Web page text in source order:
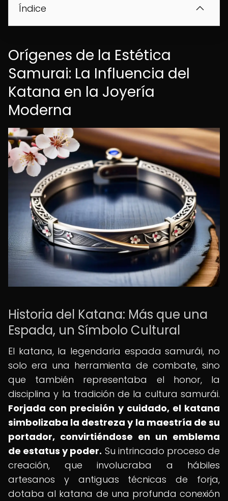
Índice
Orígenes de la Estética
Samurai: La Influencia del
Katana en la Joyería
Moderna
Historia del Katana: Más que una
Espada, un Símbolo Cultural
El katana, la legendaria espada samurái, no
solo era una herramienta de combate, sino
que también representaba el honor, la
disciplina y la tradición de la cultura samurái.
Forjada con precisión y cuidado, el katana
simbolizaba la destreza y la maestría de su
portador, convirtiéndose en un emblema
de estatus y poder. Su intrincado proceso de
creación, que involucraba a hábiles
artesanos y antiguas técnicas de forja,
dotaba al katana de una profunda conexión